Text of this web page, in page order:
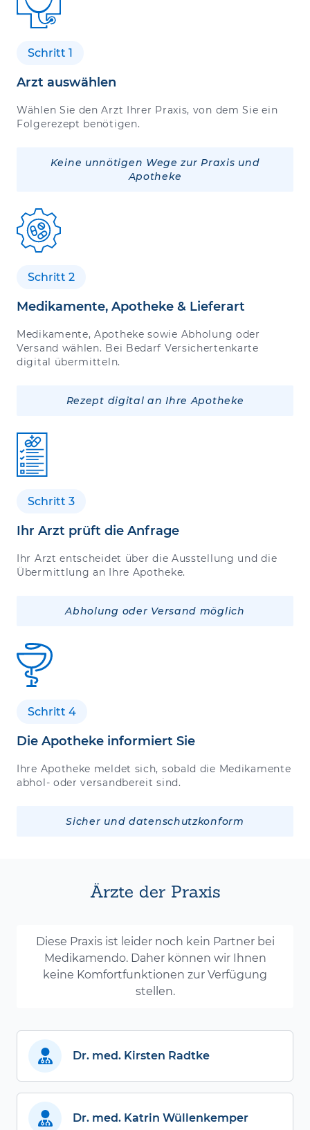
Schritt 1
Arzt auswählen
Wählen Sie den Arzt Ihrer Praxis, von dem Sie ein
Folgerezept benötigen.
Keine unnötigen Wege zur Praxis und
Apotheke
Schritt 2
Medikamente, Apotheke & Lieferart
Medikamente, Apotheke sowie Abholung oder
Versand wählen. Bei Bedarf Versichertenkarte
digital übermitteln.
Rezept digital an Ihre Apotheke
Schritt 3
Ihr Arzt prüft die Anfrage
Ihr Arzt entscheidet über die Ausstellung und die
Übermittlung an Ihre Apotheke.
Abholung oder Versand möglich
Schritt 4
Die Apotheke informiert Sie
Ihre Apotheke meldet sich, sobald die Medikamente
abhol- oder versandbereit sind.
Sicher und datenschutzkonform
Ärzte der Praxis
Diese Praxis ist leider noch kein Partner bei
Medikamendo. Daher können wir Ihnen
keine Komfortfunktionen zur Verfügung
stellen.
Dr. med. Kirsten Radtke
Dr. med. Katrin Wüllenkemper